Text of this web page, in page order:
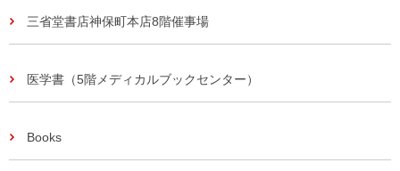
三省堂書店神保町本店8階催事場
医学書（5階メディカルブックセンター）
Books